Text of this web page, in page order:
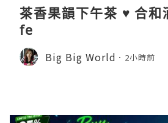
茶香果韻下午茶 ♥ 合
fe
Big Big World 2小時前